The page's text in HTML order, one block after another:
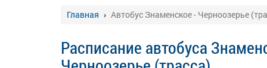
Главная Автобус Знаменское - Черноозерье
Расписание автобуса